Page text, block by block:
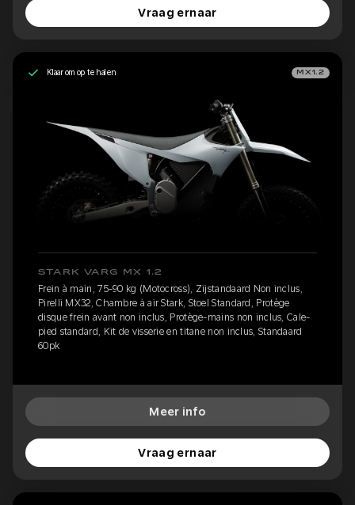
Vraag ernaar
Klaar om op te halen MX1.2
STARK VARG MX 1.2
Frein à main, 75-90 kg (Motocross), Zijstandaard Non inclus,
Pirelli MX32, Chambre à air Stark, Stoel Standard, Protège
disque frein avant non inclus, Protège-mains non inclus, Cale-
pied standard, Kit de visserie en titane non inclus, Standaard
60pk
Meer info
Vraag ernaar